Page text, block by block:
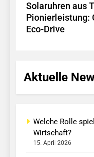
Solaruhren aus
Pionierleistung:
Eco-Drive
Aktuelle
Welche Rolle
Wirtschaft?
15. April 2026